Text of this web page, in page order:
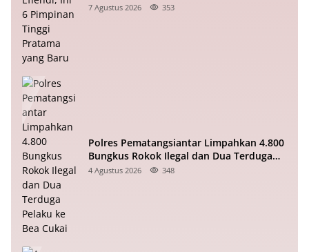
7 Agustus 2026 353
Polres Pematangsiantar Limpahkan 4.800
Bungkus Rokok Ilegal dan Dua Terduga
Pelaku ke Bea Cukai
4 Agustus 2026 348